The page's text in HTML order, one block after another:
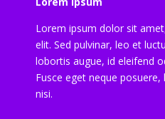
Lorem ipsum dolor sit
elit. Sed pulvinar, leo et
lobortis augue, id eleifend
Fusce eget neque
nisi.